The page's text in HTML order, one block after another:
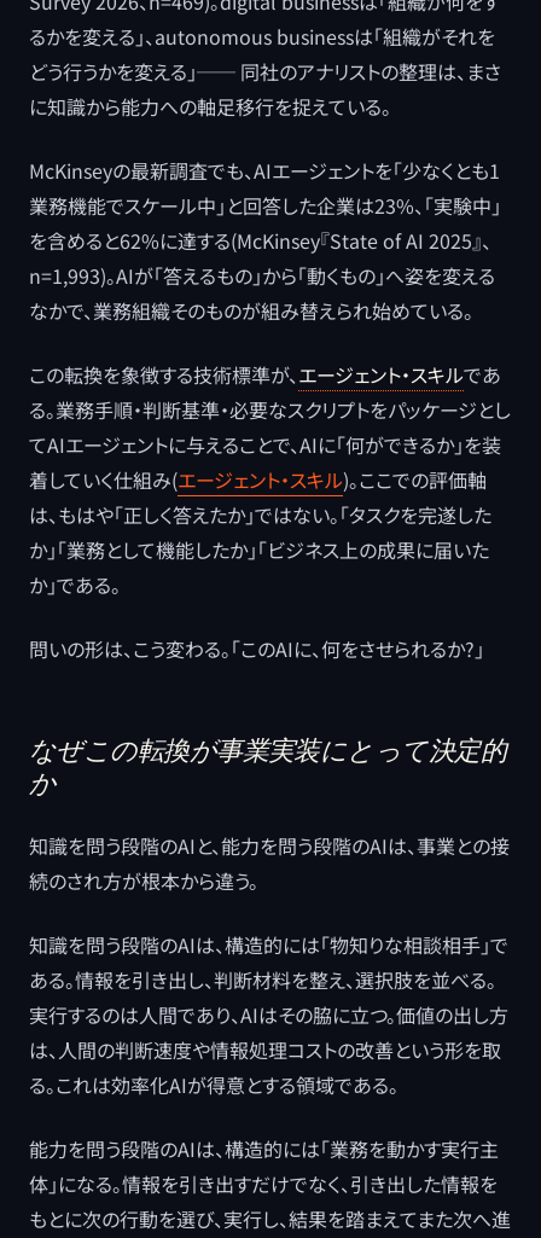
るかを変える」、autonomous businessは「組織がそれを
どう行うかを変える」── 同社のアナリストの整理は、まさ
に知識から能力への軸足移行を捉えている。
McKinseyの最新調査でも、AIエージェントを「少なくとも1
業務機能でスケール中」と回答した企業は23%、「実験中」
を含めると62%に達する(McKinsey『State of AI 2025』、
n=1,993)。AIが「答えるもの」から「動くもの」へ姿を変える
なかで、業務組織そのものが組み替えられ始めている。
この転換を象徴する技術標準が、エージェント・スキルであ
る。業務手順・判断基準・必要なスクリプトをパッケージとし
てAIエージェントに与えることで、AIに「何ができるか」を装
着していく仕組み(エージェント・スキル)。ここでの評価軸
は、もはや「正しく答えたか」ではない。「タスクを完遂した
か」「業務として機能したか」「ビジネス上の成果に届いた
か」である。
問いの形は、こう変わる。「このAIに、何をさせられるか?」
なぜこの転換が事業実装にとって決定的
か
知識を問う段階のAIと、能力を問う段階のAIは、事業との接
続のされ方が根本から違う。
知識を問う段階のAIは、構造的には「物知りな相談相手」で
ある。情報を引き出し、判断材料を整え、選択肢を並べる。
実行するのは人間であり、AIはその脇に立つ。価値の出し方
は、人間の判断速度や情報処理コストの改善という形を取
る。これは効率化AIが得意とする領域である。
能力を問う段階のAIは、構造的には「業務を動かす実行主
体」になる。情報を引き出すだけでなく、引き出した情報を
もとに次の行動を選び、実行し、結果を踏まえてまた次へ進